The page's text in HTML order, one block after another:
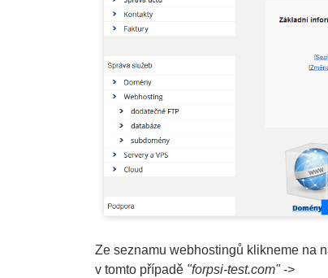
Ze seznamu webhostingů klikneme na
v tomto případě "forpsi-test.com" ->